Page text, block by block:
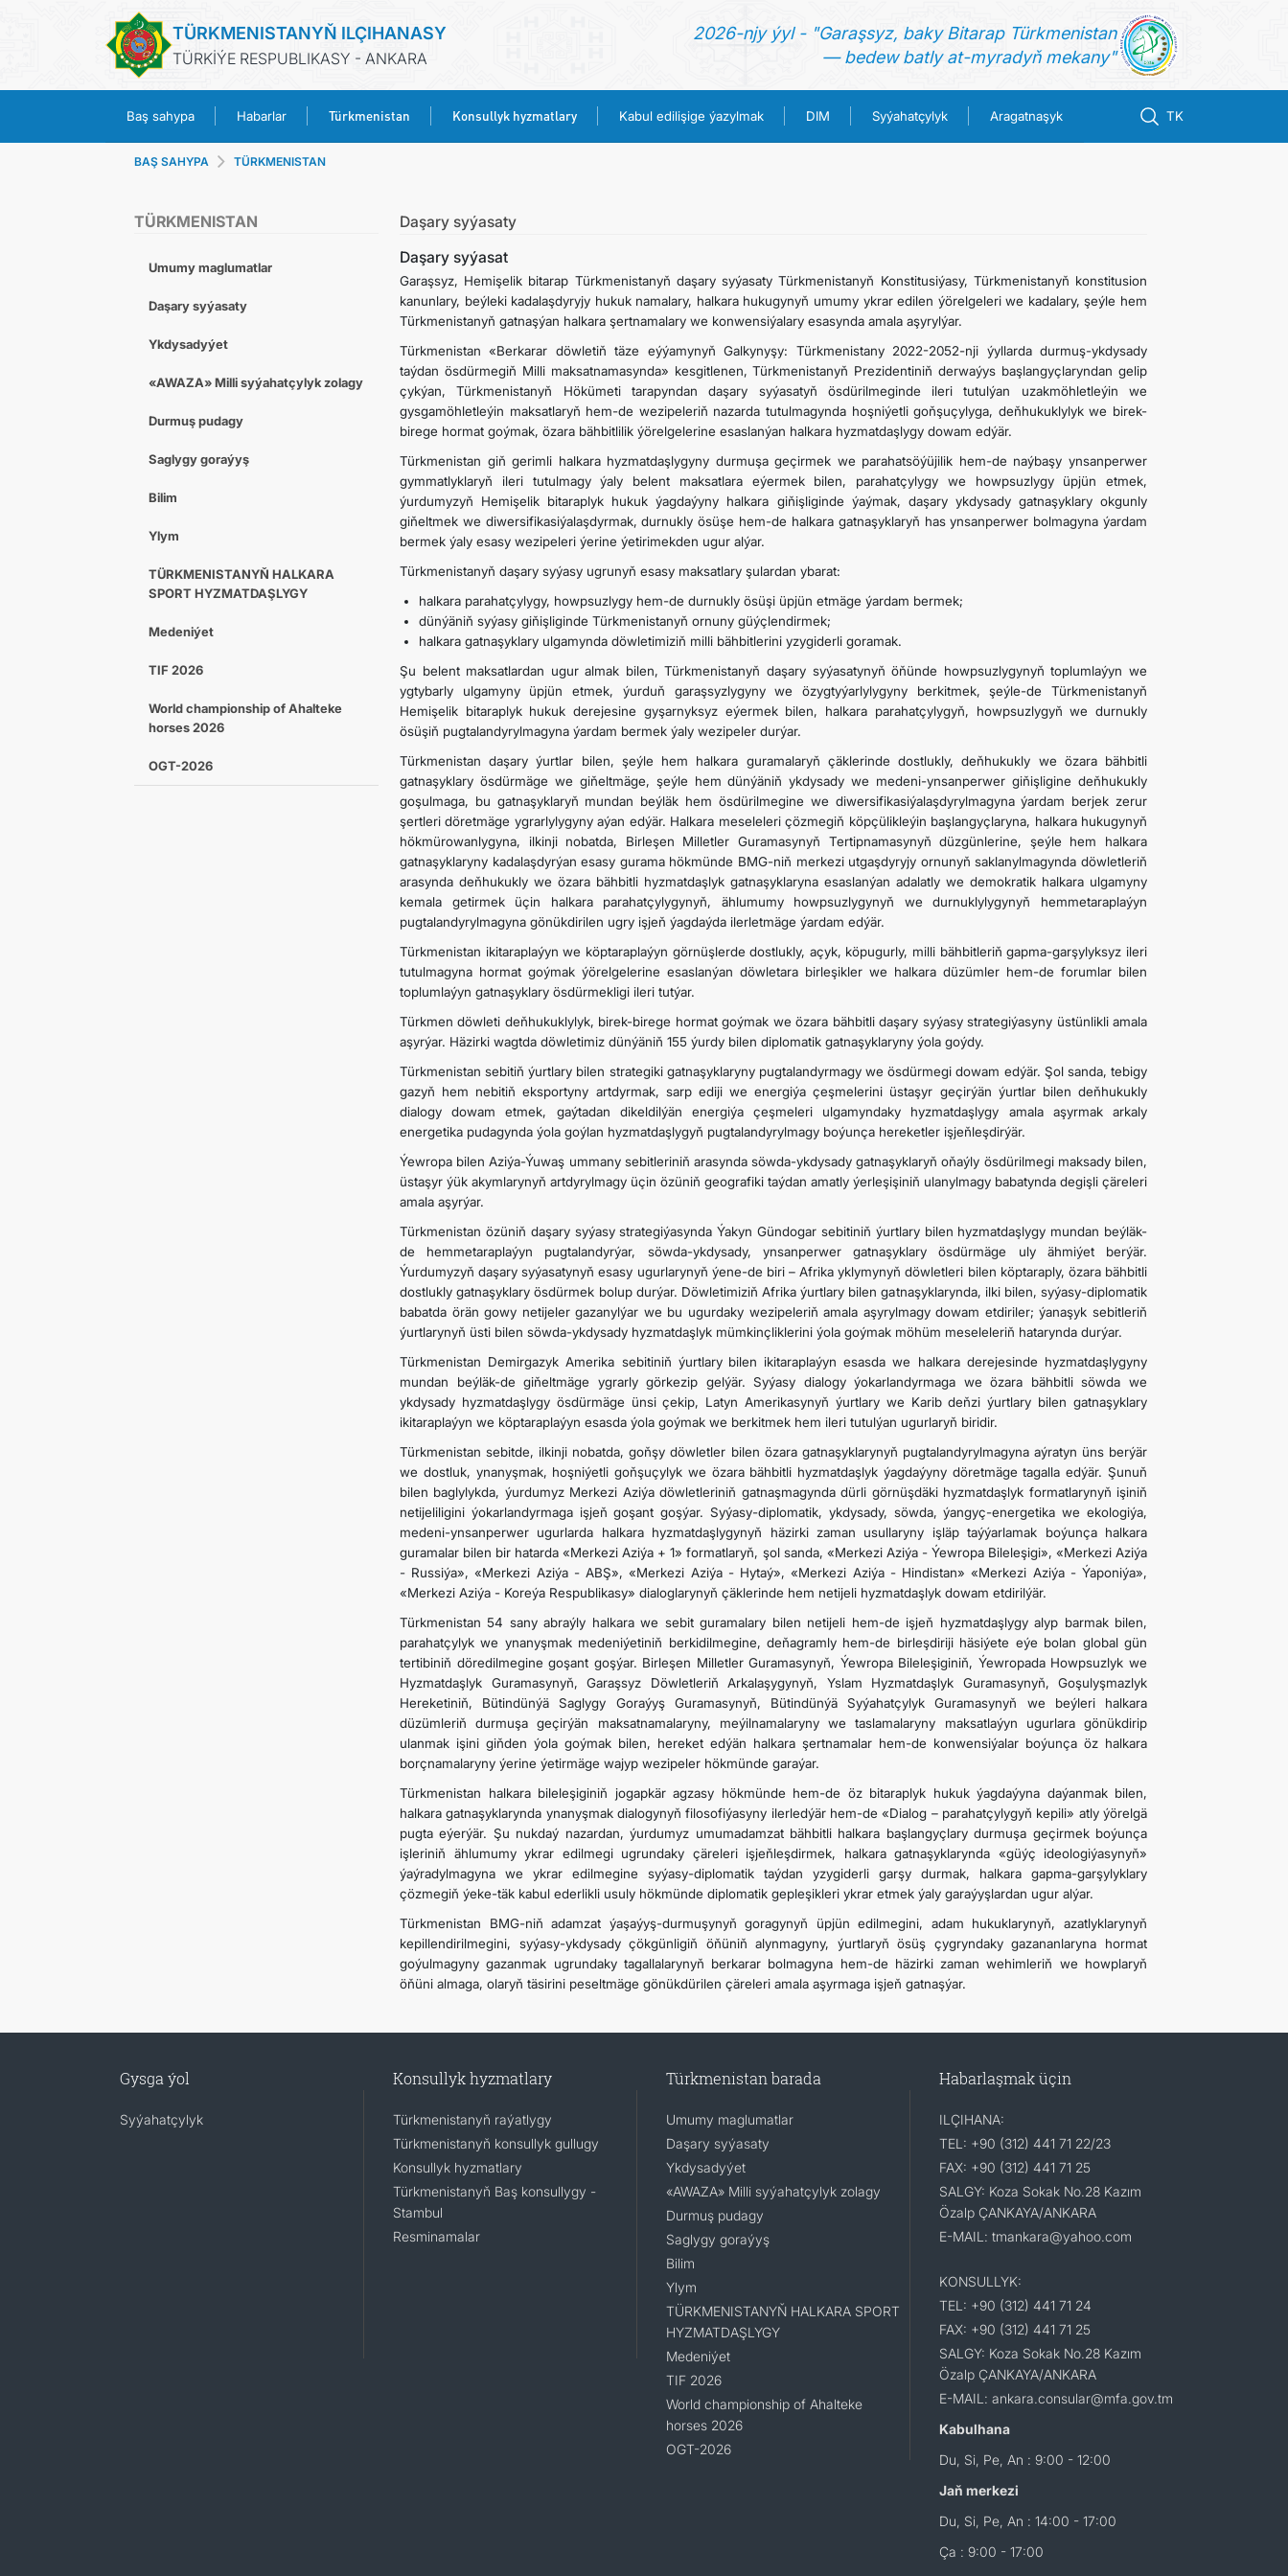
TÜRKMENISTANYŇ ILÇIHANASY
TÜRKİÝE RESPUBLIKASY - ANKARA
2026-njy ýyl - "Garaşsyz, baky Bitarap Türkmenistan
— bedew batly at-myradyň mekany"
Baş sahypa Habarlar Türkmenistan Konsullyk hyzmatlary Kabul edilişige ýazylmak DIM Syýahatçylyk Aragatnaşyk TK
TÜRKMENISTAN
KONSULLYK HYZMATLARY
KABUL EDILIŞIGE ÝAZYLMAK
DIM
SYÝAHATÇYLYK
ARAGATNAŞYK
BAŞ SAHYPA TÜRKMENISTAN
TÜRKMENISTAN
Umumy maglumatlar
Daşary syýasaty
Ykdysadyýet
«AWAZA» Milli syýahatçylyk zolagy
Durmuş pudagy
Saglygy goraýyş
Bilim
Ylym
TÜRKMENISTANYŇ HALKARA
SPORT HYZMATDAŞLYGY
Medeniýet
TIF 2026
World championship of Ahalteke
horses 2026
OGT-2026
Daşary syýasaty
Daşary syýasat
Garaşsyz, Hemişelik bitarap Türkmenistanyň daşary syýasaty Türkmenistanyň Konstitusiýasy, Türkmenistanyň konstitusion
kanunlary, beýleki kadalaşdyryjy hukuk namalary, halkara hukugynyň umumy ykrar edilen ýörelgeleri we kadalary, şeýle hem
Türkmenistanyň gatnaşýan halkara şertnamalary we konwensiýalary esasynda amala aşyrylýar.
Türkmenistan «Berkarar döwletiň täze eýýamynyň Galkynyşy: Türkmenistany 2022-2052-nji ýyllarda durmuş-ykdysady
taýdan ösdürmegiň Milli maksatnamasynda» kesgitlenen, Türkmenistanyň Prezidentiniň derwaýys başlangyçlaryndan gelip
çykýan, Türkmenistanyň Hökümeti tarapyndan daşary syýasatyň ösdürilmeginde ileri tutulýan uzakmöhletleýin we
gysgamöhletleýin maksatlaryň hem-de wezipeleriň nazarda tutulmagynda hoşniýetli goňşuçylyga, deňhukuklylyk we birek-
birege hormat goýmak, özara bähbitlilik ýörelgelerine esaslanýan halkara hyzmatdaşlygy dowam edýär.
Türkmenistan giň gerimli halkara hyzmatdaşlygyny durmuşa geçirmek we parahatsöýüjilik hem-de naýbaşy ynsanperwer
gymmatlyklaryň ileri tutulmagy ýaly belent maksatlara eýermek bilen, parahatçylygy we howpsuzlygy üpjün etmek,
ýurdumyzyň Hemişelik bitaraplyk hukuk ýagdaýyny halkara giňişliginde ýaýmak, daşary ykdysady gatnaşyklary okgunly
giňeltmek we diwersifikasiýalaşdyrmak, durnukly ösüşe hem-de halkara gatnaşyklaryň has ynsanperwer bolmagyna ýardam
bermek ýaly esasy wezipeleri ýerine ýetirimekden ugur alýar.
Türkmenistanyň daşary syýasy ugrunyň esasy maksatlary şulardan ybarat:
halkara parahatçylygy, howpsuzlygy hem-de durnukly ösüşi üpjün etmäge ýardam bermek;
dünýäniň syýasy giňişliginde Türkmenistanyň ornuny güýçlendirmek;
halkara gatnaşyklary ulgamynda döwletimiziň milli bähbitlerini yzygiderli goramak.
Şu belent maksatlardan ugur almak bilen, Türkmenistanyň daşary syýasatynyň öňünde howpsuzlygynyň toplumlaýyn we
ygtybarly ulgamyny üpjün etmek, ýurduň garaşsyzlygyny we özygtyýarlylygyny berkitmek, şeýle-de Türkmenistanyň
Hemişelik bitaraplyk hukuk derejesine gyşarnyksyz eýermek bilen, halkara parahatçylygyň, howpsuzlygyň we durnukly
ösüşiň pugtalandyrylmagyna ýardam bermek ýaly wezipeler durýar.
Türkmenistan daşary ýurtlar bilen, şeýle hem halkara guramalaryň çäklerinde dostlukly, deňhukukly we özara bähbitli
gatnaşyklary ösdürmäge we giňeltmäge, şeýle hem dünýäniň ykdysady we medeni-ynsanperwer giňişligine deňhukukly
goşulmaga, bu gatnaşyklaryň mundan beýläk hem ösdürilmegine we diwersifikasiýalaşdyrylmagyna ýardam berjek zerur
şertleri döretmäge ygrarlylygyny aýan edýär. Halkara meseleleri çözmegiň köpçülikleýin başlangyçlaryna, halkara hukugynyň
hökmürowanlygyna, ilkinji nobatda, Birleşen Milletler Guramasynyň Tertipnamasynyň düzgünlerine, şeýle hem halkara
gatnaşyklaryny kadalaşdyrýan esasy gurama hökmünde BMG-niň merkezi utgaşdyryjy ornunyň saklanylmagynda döwletleriň
arasynda deňhukukly we özara bähbitli hyzmatdaşlyk gatnaşyklaryna esaslanýan adalatly we demokratik halkara ulgamyny
kemala getirmek üçin halkara parahatçylygynyň, ählumumy howpsuzlygynyň we durnuklylygynyň hemmetaraplaýyn
pugtalandyrylmagyna gönükdirilen ugry işjeň ýagdaýda ilerletmäge ýardam edýär.
Türkmenistan ikitaraplaýyn we köptaraplaýyn görnüşlerde dostlukly, açyk, köpugurly, milli bähbitleriň gapma-garşylyksyz ileri
tutulmagyna hormat goýmak ýörelgelerine esaslanýan döwletara birleşikler we halkara düzümler hem-de forumlar bilen
toplumlaýyn gatnaşyklary ösdürmekligi ileri tutýar.
Türkmen döwleti deňhukuklylyk, birek-birege hormat goýmak we özara bähbitli daşary syýasy strategiýasyny üstünlikli amala
aşyrýar. Häzirki wagtda döwletimiz dünýäniň 155 ýurdy bilen diplomatik gatnaşyklaryny ýola goýdy.
Türkmenistan sebitiň ýurtlary bilen strategiki gatnaşyklaryny pugtalandyrmagy we ösdürmegi dowam edýär. Şol sanda, tebigy
gazyň hem nebitiň eksportyny artdyrmak, sarp ediji we energiýa çeşmelerini üstaşyr geçirýän ýurtlar bilen deňhukukly
dialogy dowam etmek, gaýtadan dikeldilýän energiýa çeşmeleri ulgamyndaky hyzmatdaşlygy amala aşyrmak arkaly
energetika pudagynda ýola goýlan hyzmatdaşlygyň pugtalandyrylmagy boýunça hereketler işjeňleşdirýär.
Ýewropa bilen Aziýa-Ýuwaş ummany sebitleriniň arasynda söwda-ykdysady gatnaşyklaryň oňaýly ösdürilmegi maksady bilen,
üstaşyr ýük akymlarynyň artdyrylmagy üçin özüniň geografiki taýdan amatly ýerleşişiniň ulanylmagy babatynda degişli çäreleri
amala aşyrýar.
Türkmenistan özüniň daşary syýasy strategiýasynda Ýakyn Gündogar sebitiniň ýurtlary bilen hyzmatdaşlygy mundan beýläk-
de hemmetaraplaýyn pugtalandyrýar, söwda-ykdysady, ynsanperwer gatnaşyklary ösdürmäge uly ähmiýet berýär.
Ýurdumyzyň daşary syýasatynyň esasy ugurlarynyň ýene-de biri – Afrika yklymynyň döwletleri bilen köptaraply, özara bähbitli
dostlukly gatnaşyklary ösdürmek bolup durýar. Döwletimiziň Afrika ýurtlary bilen gatnaşyklarynda, ilki bilen, syýasy-diplomatik
babatda örän gowy netijeler gazanylýar we bu ugurdaky wezipeleriň amala aşyrylmagy dowam etdiriler; ýanaşyk sebitleriň
ýurtlarynyň üsti bilen söwda-ykdysady hyzmatdaşlyk mümkinçliklerini ýola goýmak möhüm meseleleriň hatarynda durýar.
Türkmenistan Demirgazyk Amerika sebitiniň ýurtlary bilen ikitaraplaýyn esasda we halkara derejesinde hyzmatdaşlygyny
mundan beýläk-de giňeltmäge ygrarly görkezip gelýär. Syýasy dialogy ýokarlandyrmaga we özara bähbitli söwda we
ykdysady hyzmatdaşlygy ösdürmäge ünsi çekip, Latyn Amerikasynyň ýurtlary we Karib deňzi ýurtlary bilen gatnaşyklary
ikitaraplaýyn we köptaraplaýyn esasda ýola goýmak we berkitmek hem ileri tutulýan ugurlaryň biridir.
Türkmenistan sebitde, ilkinji nobatda, goňşy döwletler bilen özara gatnaşyklarynyň pugtalandyrylmagyna aýratyn üns berýär
we dostluk, ynanyşmak, hoşniýetli goňşuçylyk we özara bähbitli hyzmatdaşlyk ýagdaýyny döretmäge tagalla edýär. Şunuň
bilen baglylykda, ýurdumyz Merkezi Aziýa döwletleriniň gatnaşmagynda dürli görnüşdäki hyzmatdaşlyk formatlarynyň işiniň
netijeliligini ýokarlandyrmaga işjeň goşant goşýar. Syýasy-diplomatik, ykdysady, söwda, ýangyç-energetika we ekologiýa,
medeni-ynsanperwer ugurlarda halkara hyzmatdaşlygynyň häzirki zaman usullaryny işläp taýýarlamak boýunça halkara
guramalar bilen bir hatarda «Merkezi Aziýa + 1» formatlaryň, şol sanda, «Merkezi Aziýa - Ýewropa Bileleşigi», «Merkezi Aziýa
- Russiýa», «Merkezi Aziýa - ABŞ», «Merkezi Aziýa - Hytaý», «Merkezi Aziýa - Hindistan» «Merkezi Aziýa - Ýaponiýa»,
«Merkezi Aziýa - Koreýa Respublikasy» dialoglarynyň çäklerinde hem netijeli hyzmatdaşlyk dowam etdirilýär.
Türkmenistan 54 sany abraýly halkara we sebit guramalary bilen netijeli hem-de işjeň hyzmatdaşlygy alyp barmak bilen,
parahatçylyk we ynanyşmak medeniýetiniň berkidilmegine, deňagramly hem-de birleşdiriji häsiýete eýe bolan global gün
tertibiniň döredilmegine goşant goşýar. Birleşen Milletler Guramasynyň, Ýewropa Bileleşiginiň, Ýewropada Howpsuzlyk we
Hyzmatdaşlyk Guramasynyň, Garaşsyz Döwletleriň Arkalaşygynyň, Yslam Hyzmatdaşlyk Guramasynyň, Goşulyşmazlyk
Hereketiniň, Bütindünýä Saglygy Goraýyş Guramasynyň, Bütindünýä Syýahatçylyk Guramasynyň we beýleri halkara
düzümleriň durmuşa geçirýän maksatnamalaryny, meýilnamalaryny we taslamalaryny maksatlaýyn ugurlara gönükdirip
ulanmak işini giňden ýola goýmak bilen, hereket edýän halkara şertnamalar hem-de konwensiýalar boýunça öz halkara
borçnamalaryny ýerine ýetirmäge wajyp wezipeler hökmünde garaýar.
Türkmenistan halkara bileleşiginiň jogapkär agzasy hökmünde hem-de öz bitaraplyk hukuk ýagdaýyna daýanmak bilen,
halkara gatnaşyklarynda ynanyşmak dialogynyň filosofiýasyny ilerledýär hem-de «Dialog – parahatçylygyň kepili» atly ýörelgä
pugta eýerýär. Şu nukdaý nazardan, ýurdumyz umumadamzat bähbitli halkara başlangyçlary durmuşa geçirmek boýunça
işleriniň ählumumy ykrar edilmegi ugrundaky çäreleri işjeňleşdirmek, halkara gatnaşyklarynda «güýç ideologiýasynyň»
ýaýradylmagyna we ykrar edilmegine syýasy-diplomatik taýdan yzygiderli garşy durmak, halkara gapma-garşylyklary
çözmegiň ýeke-täk kabul ederlikli usuly hökmünde diplomatik gepleşikleri ykrar etmek ýaly garaýyşlardan ugur alýar.
Türkmenistan BMG-niň adamzat ýaşaýyş-durmuşynyň goragynyň üpjün edilmegini, adam hukuklarynyň, azatlyklarynyň
kepillendirilmegini, syýasy-ykdysady çökgünligiň öňüniň alynmagyny, ýurtlaryň ösüş çygryndaky gazananlaryna hormat
goýulmagyny gazanmak ugrundaky tagallalarynyň berkarar bolmagyna hem-de häzirki zaman wehimleriň we howplaryň
öňüni almaga, olaryň täsirini peseltmäge gönükdürilen çäreleri amala aşyrmaga işjeň gatnaşýar.
Gysga ýol
Syýahatçylyk
Konsullyk hyzmatlary
Türkmenistanyň raýatlygy
Türkmenistanyň konsullyk gullugy
Konsullyk hyzmatlary
Türkmenistanyň Baş konsullygy -
Stambul
Resminamalar
Türkmenistan barada
Umumy maglumatlar
Daşary syýasaty
Ykdysadyýet
«AWAZA» Milli syýahatçylyk zolagy
Durmuş pudagy
Saglygy goraýyş
Bilim
Ylym
TÜRKMENISTANYŇ HALKARA SPORT
HYZMATDAŞLYGY
Medeniýet
TIF 2026
World championship of Ahalteke
horses 2026
OGT-2026
Habarlaşmak üçin
ILÇIHANA:
TEL: +90 (312) 441 71 22/23
FAX: +90 (312) 441 71 25
SALGY: Koza Sokak No.28 Kazım
Özalp ÇANKAYA/ANKARA
E-MAIL: tmankara@yahoo.com
KONSULLYK:
TEL: +90 (312) 441 71 24
FAX: +90 (312) 441 71 25
SALGY: Koza Sokak No.28 Kazım
Özalp ÇANKAYA/ANKARA
E-MAIL: ankara.consular@mfa.gov.tm
Kabulhana
Du, Si, Pe, An : 9:00 - 12:00
Jaň merkezi
Du, Si, Pe, An : 14:00 - 17:00
Ça : 9:00 - 17:00